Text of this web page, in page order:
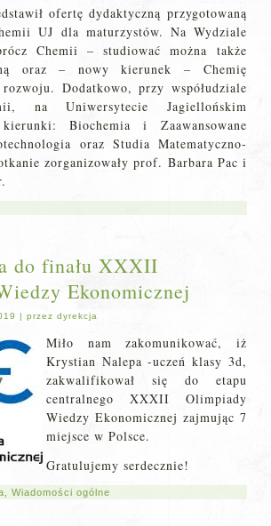
ofertę dydaktyczną przygotowaną
UJ dla maturzystów. Na Wydziale
Chemii – studiować można także
oraz – nowy kierunek – Chemię
rozwoju. Dodatkowo, przy współudziale
na Uniwersytecie Jagiellońskim
Biochemia i Zaawansowane
oraz Studia Matematyczno-
zorganizowały prof. Barbara Pac i
do finału XXXII
Ekonomicznej
|przez dyrekcja
Miło nam zakomunikować, iż
Krystian Nalepa -uczeń klasy 3d,
zakwalifikował się do etapu
centralnego XXXII Olimpiady
Wiedzy Ekonomicznej zajmując 7
miejsce w Polsce.
Gratulujemy serdecznie!
,Wiadomości ogólne